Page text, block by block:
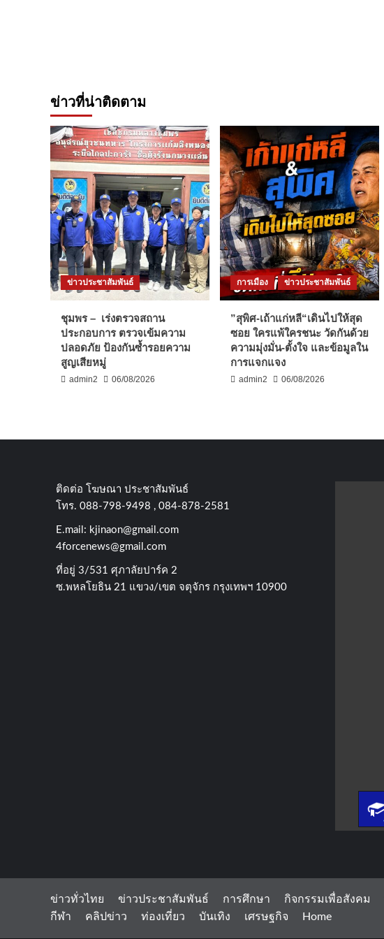
ข่าวที่น่าติดตาม
ข่าวประชาสัมพันธ์
ชุมพร – เร่งตรวจสถาน
ประกอบการ ตรวจเข้มความ
ปลอดภัย ป้องกันซ้ำรอยความ
สูญเสียหมู่
admin2 06/08/2026
การเมือง ข่าวประชาสัมพันธ์
”สุพิศ-เถ้าแก่หลี“เดินไปให้สุด
ซอย ใครแพ้ใครชนะ วัดกันด้วย
ความมุ่งมั่น-ตั้งใจ และข้อมูลใน
การแจกแจง
admin2 06/08/2026
ติดต่อ​ โฆษณา​ ประชาสัมพันธ์
โทร​. 088-798-9498 , 084-878-2581
E.mail: kjinaon@gmail.com
4forcenews@gmail.com
ที่อยู่​ 3/531​ ศุภาลัยปาร์ค​ 2
ซ.พหลโยธิน​ 21​ แขวง/เขต​ จตุจักร​ กรุงเทพฯ 10900
ข่าวทั่วไทย ข่าวประชาสัมพันธ์ การศึกษา กิจกรรมเพื่อสังคม
กีฬา
คลิปข่าว ท่องเที่ยว บันเทิง เศรษฐกิจ Home